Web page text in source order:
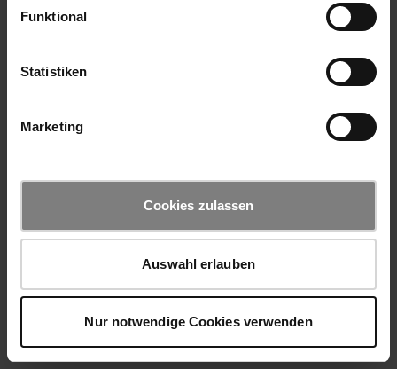
Funktional
Statistiken
Marketing
Cookies zulassen
Auswahl erlauben
Nur notwendige Cookies verwenden